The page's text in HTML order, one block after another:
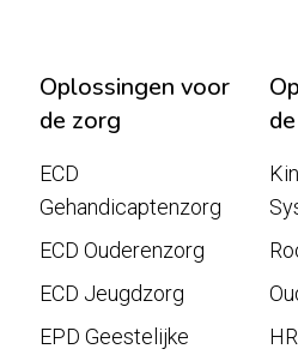
Oplossingen voor
de zorg
ECD
Gehandicaptenzorg
ECD Ouderenzorg
ECD Jeugdzorg
EPD Geestelijke